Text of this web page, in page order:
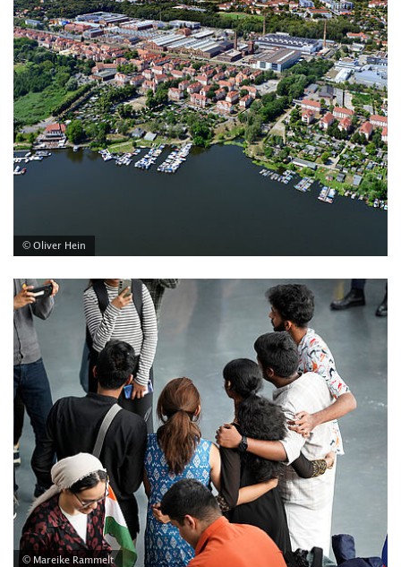
© Oliver Hein
© Mareike Rammelt